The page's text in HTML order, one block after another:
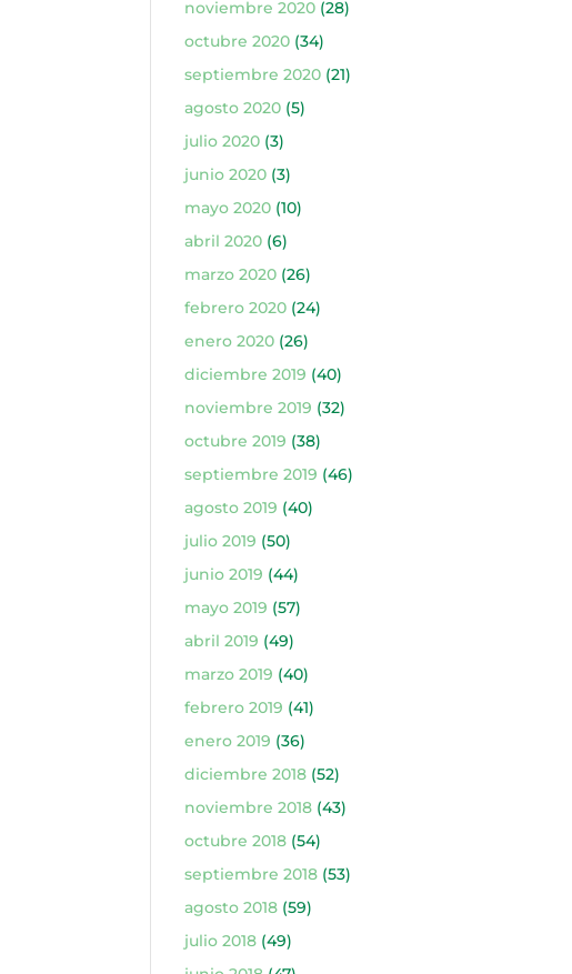
noviembre 2020(28)
octubre 2020(34)
septiembre 2020(21)
agosto 2020(5)
julio 2020(3)
junio 2020(3)
mayo 2020(10)
abril 2020(6)
marzo 2020(26)
febrero 2020(24)
enero 2020(26)
diciembre 2019 (40)
noviembre 2019 (32)
octubre 2019 (38)
septiembre 2019 (46)
agosto 2019 (40)
julio 2019 (50)
junio 2019 (44)
mayo 2019 (57)
abril 2019 (49)
marzo 2019 (40)
febrero 2019 (41)
enero 2019 (36)
diciembre 2018(52)
noviembre 2018(43)
octubre 2018(54)
septiembre 2018(53)
agosto 2018(59)
julio 2018(49)